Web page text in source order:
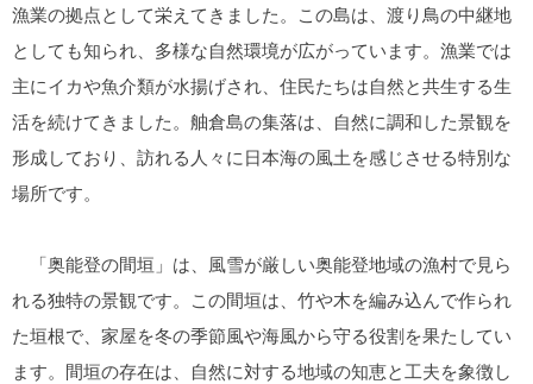
漁業の拠点として栄えてきました。この島は、渡り鳥の中継地
としても知られ、多様な自然環境が広がっています。漁業では
主にイカや魚介類が水揚げされ、住民たちは自然と共生する生
活を続けてきました。舳倉島の集落は、自然に調和した景観を
形成しており、訪れる人々に日本海の風土を感じさせる特別な
場所です。
「奥能登の間垣」は、風雪が厳しい奥能登地域の漁村で見ら
れる独特の景観です。この間垣は、竹や木を編み込んで作られ
た垣根で、家屋を冬の季節風や海風から守る役割を果たしてい
ます。間垣の存在は、自然に対する地域の知恵と工夫を象徴し